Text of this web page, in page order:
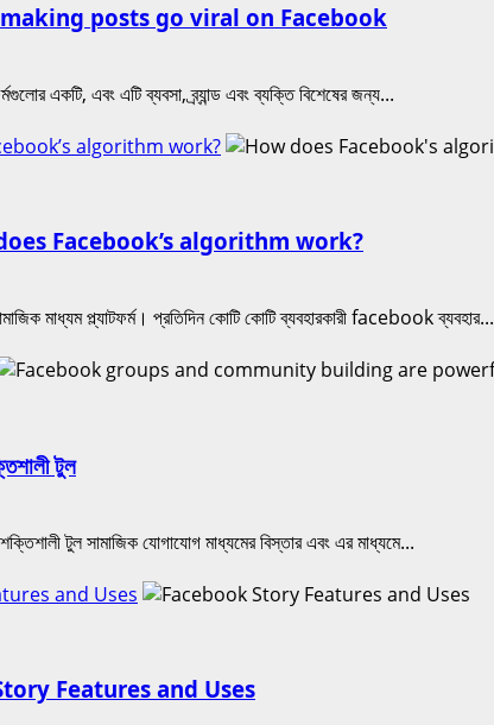
making posts go viral on Facebook
একটি, এবং এটি ব্যবসা, ব্র্যান্ড এবং ব্যক্তি বিশেষের জন্য...
algorithm work?
does Facebook’s algorithm work?
মাধ্যম প্ল্যাটফর্ম। প্রতিদিন কোটি কোটি ব্যবহারকারী facebook ব্যবহার...
টুল
টুল সামাজিক যোগাযোগ মাধ্যমের বিস্তার এবং এর মাধ্যমে...
and Uses
Story Features and Uses